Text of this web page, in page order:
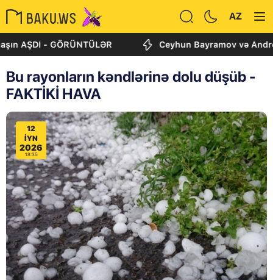
AZ
- GÖRÜNTÜLƏR Ceyhun Bayramov və Andrey
Bu rayonların kəndlərinə dolu düşüb -
FAKTİKİ HAVA
12
IYN
2026
18:35